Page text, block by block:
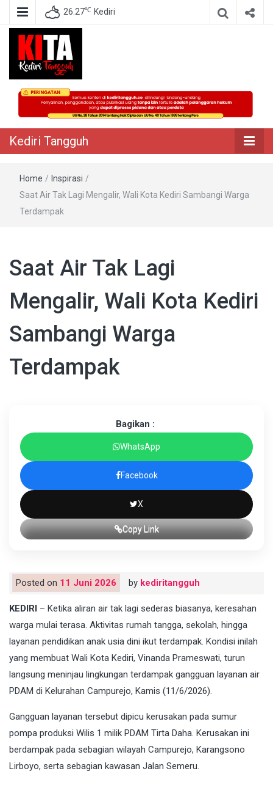
26.27℃ Kediri
Kediri Tangguh
Berita Akurat Terpercaya
Kediri Tangguh
Home / Inspirasi /
Saat Air Tak Lagi Mengalir, Wali Kota Kediri Sambangi Warga
Terdampak
Saat Air Tak Lagi
Mengalir, Wali Kota Kediri
Sambangi Warga
Terdampak
Bagikan :
WhatsApp
Facebook
X
Copy Link
Posted on 11 Juni 2026 by kediritangguh
KEDIRI – Ketika aliran air tak lagi sederas biasanya, keresahan
warga mulai terasa. Aktivitas rumah tangga, sekolah, hingga
layanan pendidikan anak usia dini ikut terdampak. Kondisi inilah
yang membuat Wali Kota Kediri, Vinanda Prameswati, turun
langsung meninjau lingkungan terdampak gangguan layanan air
PDAM di Kelurahan Campurejo, Kamis (11/6/2026).
Gangguan layanan tersebut dipicu kerusakan pada sumur
pompa produksi Wilis 1 milik PDAM Tirta Daha. Kerusakan ini
berdampak pada sebagian wilayah Campurejo, Karangsono
Lirboyo, serta sebagian kawasan Jalan Semeru.